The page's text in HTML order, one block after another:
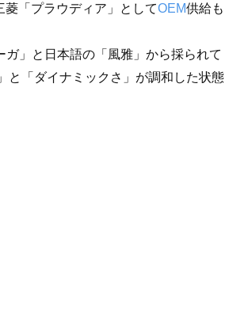
「プラウディア」としてOEM供給も
ガ」と日本語の「風雅」から採られて
と「ダイナミックさ」が調和した状態